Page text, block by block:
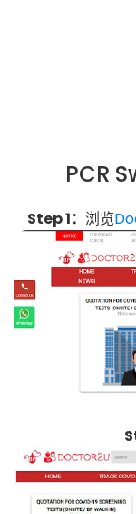
PCR
Step 1： 浏览